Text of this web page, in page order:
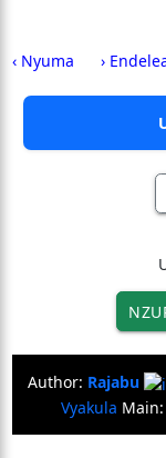
‹ Nyuma ›
Author: Rajabu
Vyakula Main: